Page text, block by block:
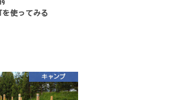
を使ってみる
キャンプ